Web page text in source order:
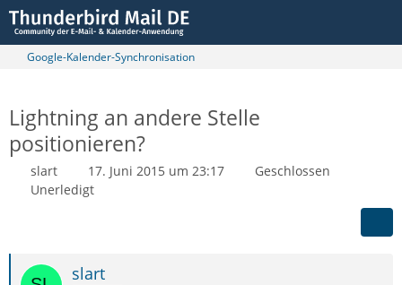
Google-Kalender-Synchronisation
Lightning an andere Stelle
positionieren?
slart 17. Juni 2015 um 23:17
Geschlossen
Unerledigt
slart